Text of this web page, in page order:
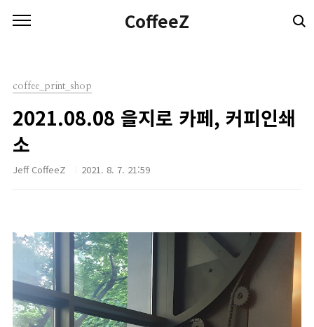
CoffeeZ
coffee_print_shop
2021.08.08 을지로 카페, 커피인쇄
소
Jeff CoffeeZ 2021. 8. 7. 21:59